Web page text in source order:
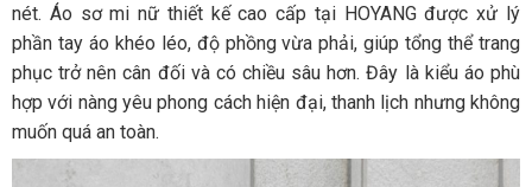
nét. Áo sơ mi nữ thiết kế cao cấp tại HOYANG được xử lý
phần tay áo khéo léo, độ phồng vừa phải, giúp tổng thể trang
phục trở nên cân đối và có chiều sâu hơn. Đây là kiểu áo phù
hợp với nàng yêu phong cách hiện đại, thanh lịch nhưng không
muốn quá an toàn.